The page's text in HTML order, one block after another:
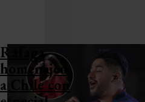
Ráfaga
homenajeó
a Chile con